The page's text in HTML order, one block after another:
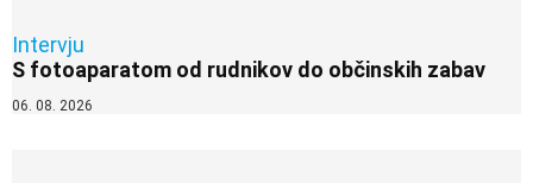
Intervju
S fotoaparatom od rudnikov do občinskih zabav
06. 08. 2026